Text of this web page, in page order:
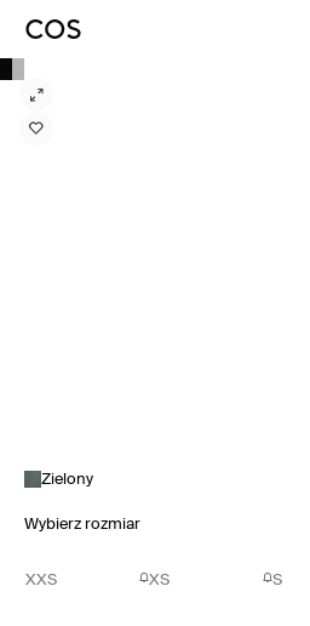
Zielony
Wybierz rozmiar
XXS XS S